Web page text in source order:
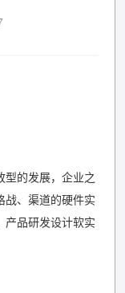
的发展，企业之
战、渠道的硬件实
产品研发设计软实